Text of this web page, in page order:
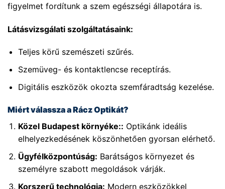
figyelmet fordítunk a szem egészségi állapotára is.
Látásvizsgálati szolgáltatásaink:
Teljes körű szemészeti szűrés.
Szemüveg- és kontaktlencse receptírás.
Digitális eszközök okozta szemfáradtság kezelése.
Miért válassza a Rácz Optikát?
Közel Budapest környéke:: Optikánk ideális
elhelyezkedésének köszönhetően gyorsan elérhető.
Ügyfélközpontúság: Barátságos környezet és
személyre szabott megoldások várják.
Korszerű technológia: Modern eszközökkel